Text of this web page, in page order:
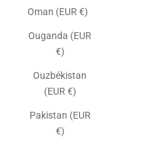
Oman (EUR €)
Ouganda (EUR
€)
Ouzbékistan
(EUR €)
Pakistan (EUR
€)